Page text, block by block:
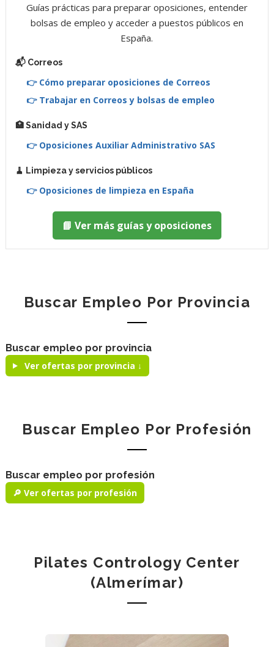
Guías prácticas para preparar oposiciones, entender
bolsas de empleo y acceder a puestos públicos en
España.
📬 Correos
👉 Cómo preparar oposiciones de Correos
👉 Trabajar en Correos y bolsas de empleo
🏥 Sanidad y SAS
👉 Oposiciones Auxiliar Administrativo SAS
🧹 Limpieza y servicios públicos
👉 Oposiciones de limpieza en España
📘 Ver más guías y oposiciones
Buscar Empleo Por Provincia
Buscar empleo por provincia
Ver ofertas por provincia ↓
Buscar Empleo Por Profesión
Buscar empleo por profesión
🔎 Ver ofertas por profesión
Pilates Contrology Center
(Almerímar)